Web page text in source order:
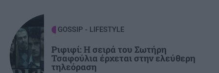
GOSSIP - LIFESTYLE
Ριφιφί: Η σειρά του Σωτήρη
Τσαφούλια έρχεται στην ελεύθερη
τηλεόραση